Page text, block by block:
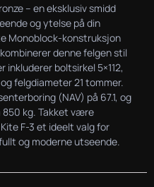
– en eksklusiv smidd
og ytelse på din
Monoblock-konstruksjon
denne felgen stil
boltsirkel 5×112,
felgdiameter 21 tommer.
(NAV) på 67.1, og
850 kg. Takket være
F-3 et ideelt valg for
og moderne utseende.